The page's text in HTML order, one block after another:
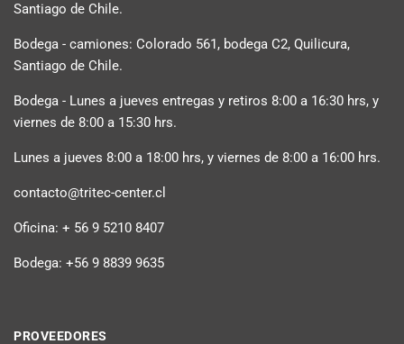
Santiago de Chile.
Bodega - camiones: Colorado 561, bodega C2, Quilicura,
Santiago de Chile.
Bodega - Lunes a jueves entregas y retiros 8:00 a 16:30 hrs, y
viernes de 8:00 a 15:30 hrs.
Lunes a jueves 8:00 a 18:00 hrs, y viernes de 8:00 a 16:00 hrs.
contacto@tritec-center.cl
Oficina: + 56 9 5210 8407
Bodega: +56 9 8839 9635
PROVEEDORES